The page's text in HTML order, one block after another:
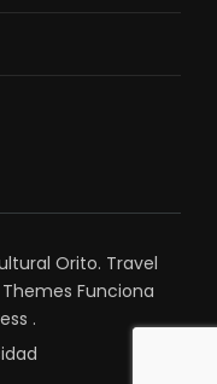
Orito. Travel
Themes Funciona
.